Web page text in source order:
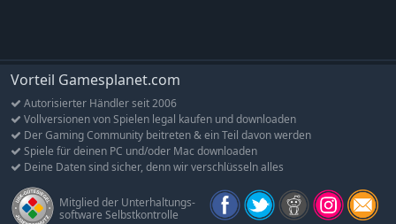
geschmiedet werden. Ob für einen
verdeckte Sabotage oder eine
der Green Beret, der Pionier, der Scharfschütze, der Fahrer, der
Marine und der Spion werden all ihre Fähigkeiten vereinen
müssen, um die anspruchsvollen Aufgaben zu meistern. Dies
wird dir jedoch nur gelingen, wenn du einem durchdachten
Plan folgst und
geschickt gezielte Angriffe und Stealth-
Aktionen kombinierst.
Vorteil Gamesplanet.com
Autorisierter Händler seit 2006
Vollversionen von Spielen legal kaufen und downloaden
Der Gaming Community beitreten & ein Teil davon werden
Spiele für deinen PC und/oder Mac downloaden
Deine Daten sind sicher, denn wir verschlüsseln alles
Mitglied der Unterhaltungs-
software Selbstkontrolle